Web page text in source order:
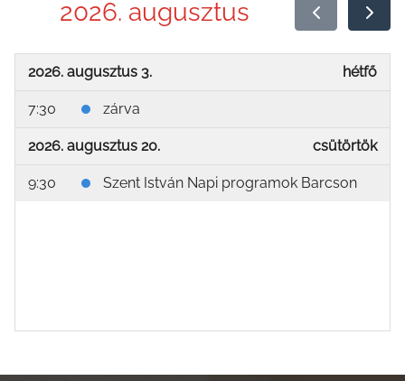
2026. augusztus
2026. augusztus 3. hétfő
7:30 zárva
2026. augusztus 20. csütörtök
9:30 Szent István Napi programok Barcson